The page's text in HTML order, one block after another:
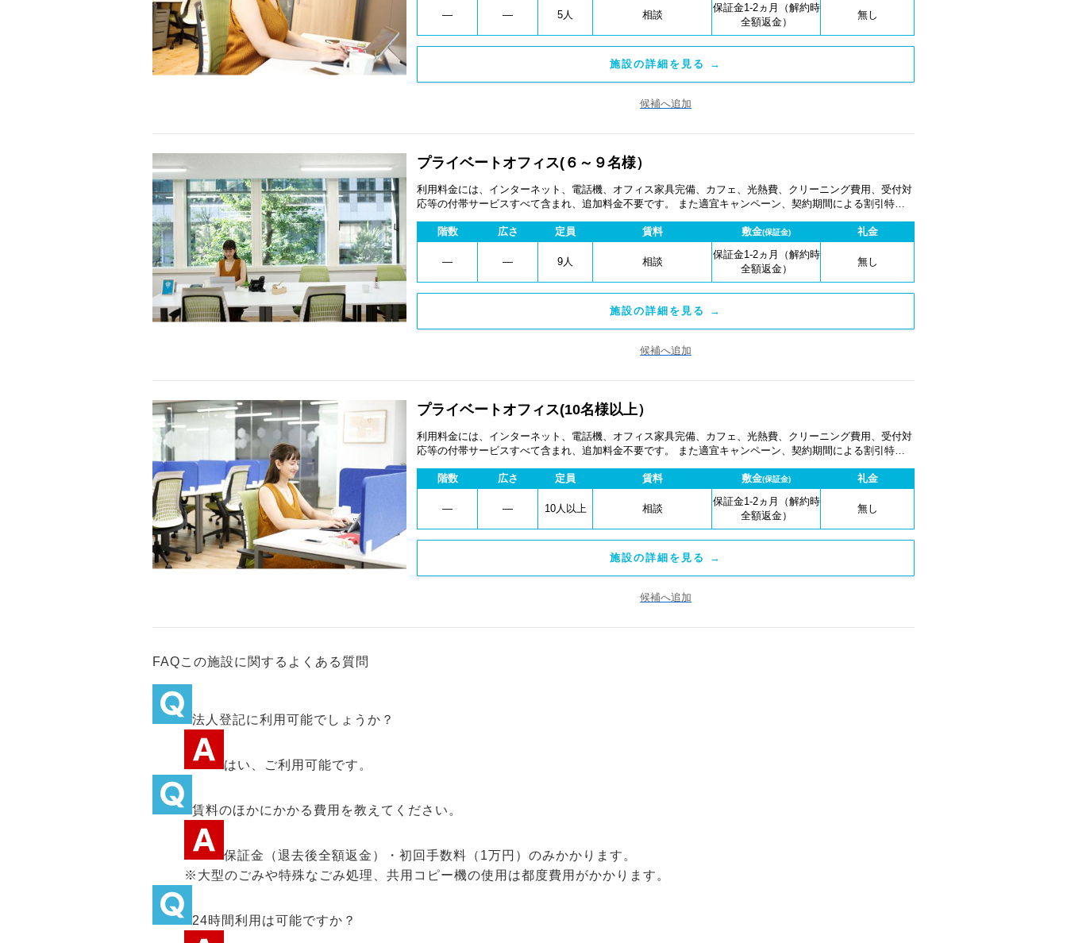
― ― 5人 相談
保証金1-2ヵ月（解約時
全額返金）
無し
施設の詳細を見る →
候補へ追加
プライベートオフィス(６～９名様）
利用料金には、インターネット、電話機、オフィス家具完備、カフェ、光熱費、クリーニング費用、受付対
応等の付帯サービスすべて含まれ、追加料金不要です。 また適宜キャンペーン、契約期間による割引特典
階数
広さ 定員 賃料 敷金(保証金) 礼金
― ― 9人 相談
保証金1-2ヵ月（解約時
全額返金）
無し
施設の詳細を見る →
候補へ追加
プライベートオフィス(10名様以上）
利用料金には、インターネット、電話機、オフィス家具完備、カフェ、光熱費、クリーニング費用、受付対
応等の付帯サービスすべて含まれ、追加料金不要です。 また適宜キャンペーン、契約期間による割引特典
階数
広さ 定員 賃料 敷金(保証金) 礼金
― ― 10人以上 相談
保証金1-2ヵ月（解約時
全額返金）
無し
施設の詳細を見る →
候補へ追加
FAQこの施設に関するよくある質問
法人登記に利用可能でしょうか？
はい、ご利用可能です。
賃料のほかにかかる費用を教えてください。
保証金（退去後全額返金）・初回手数料（1万円）のみかかります。
※大型のごみや特殊なごみ処理、共用コピー機の使用は都度費用がかかります。
24時間利用は可能ですか？